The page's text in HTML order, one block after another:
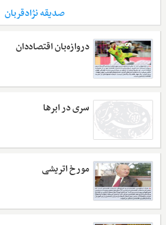
صدیقه نژادقربان
دروازه‌بان اقتصاددان
سری در ابرها
مورخ اتریشی